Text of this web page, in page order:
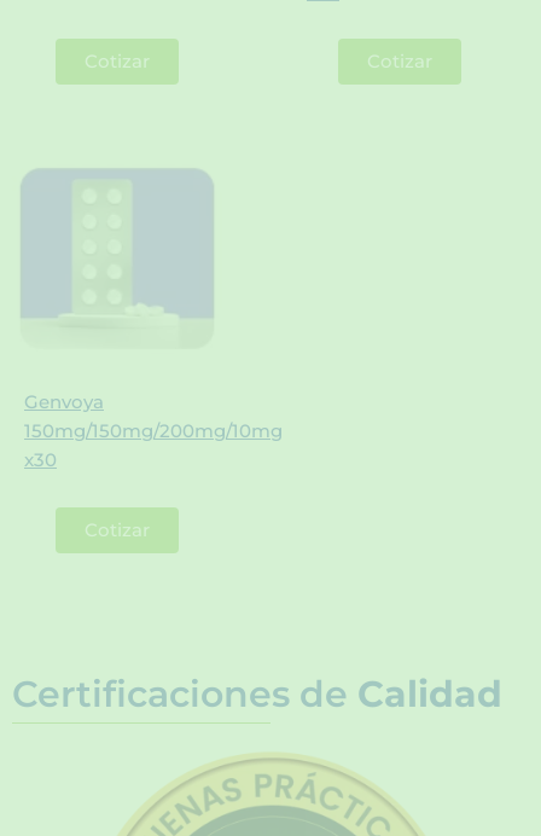
Cotizar Cotizar
Genvoya
150mg/150mg/200mg/10mg
x30
Cotizar
Certificaciones de Calidad